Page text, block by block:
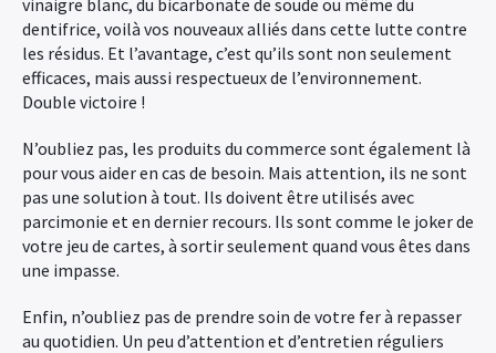
vinaigre blanc, du bicarbonate de soude ou même du
dentifrice, voilà vos nouveaux alliés dans cette lutte contre
les résidus. Et l’avantage, c’est qu’ils sont non seulement
efficaces, mais aussi respectueux de l’environnement.
Double victoire !
N’oubliez pas, les produits du commerce sont également là
pour vous aider en cas de besoin. Mais attention, ils ne sont
pas une solution à tout. Ils doivent être utilisés avec
parcimonie et en dernier recours. Ils sont comme le joker de
votre jeu de cartes, à sortir seulement quand vous êtes dans
une impasse.
Enfin, n’oubliez pas de prendre soin de votre fer à repasser
au quotidien. Un peu d’attention et d’entretien réguliers